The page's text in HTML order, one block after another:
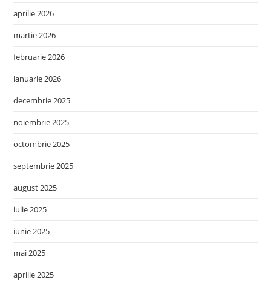
aprilie 2026
martie 2026
februarie 2026
ianuarie 2026
decembrie 2025
noiembrie 2025
octombrie 2025
septembrie 2025
august 2025
iulie 2025
iunie 2025
mai 2025
aprilie 2025